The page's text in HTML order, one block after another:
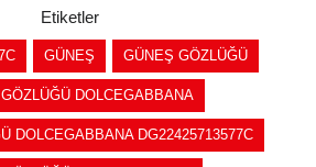
Etiketler
GÜNEŞ GÜNEŞ GÖZLÜĞÜ
DOLCEGABBANA
DOLCEGABBANA DG22425713577C